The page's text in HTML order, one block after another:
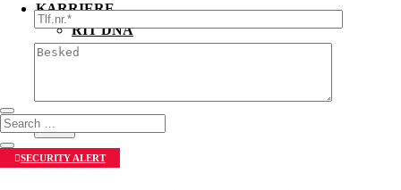
KARRIERE
RIT DNA
RIT AKADEMIET
SECURITY ALERT